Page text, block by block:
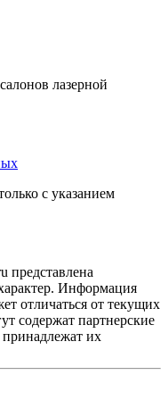
лазерной
с указанием
представлена
Информация
отличаться от текущих
содержат партнерские
их